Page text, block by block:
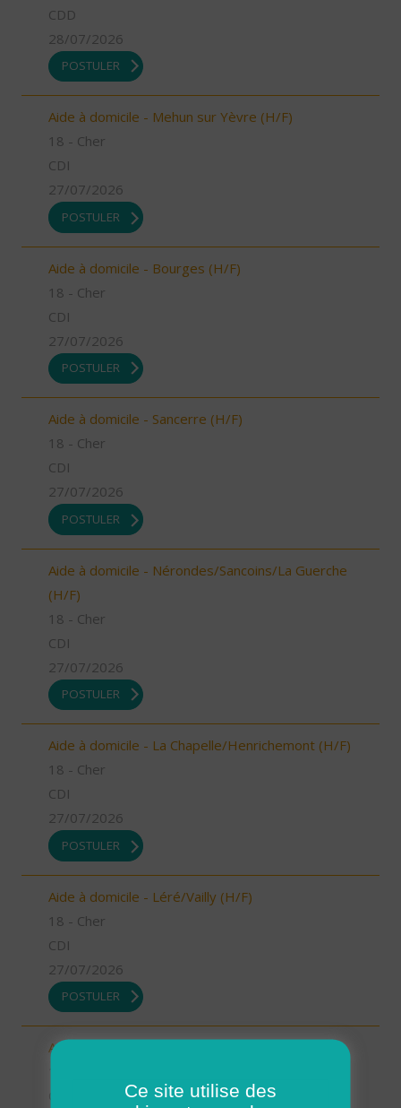
CDD
28/07/2026
POSTULER
Aide à domicile - Mehun sur Yèvre (H/F)
18 - Cher
CDI
27/07/2026
POSTULER
Aide à domicile - Bourges (H/F)
18 - Cher
CDI
27/07/2026
POSTULER
Aide à domicile - Sancerre (H/F)
18 - Cher
CDI
27/07/2026
POSTULER
Aide à domicile - Nérondes/Sancoins/La Guerche
(H/F)
18 - Cher
CDI
27/07/2026
POSTULER
Aide à domicile - La Chapelle/Henrichemont (H/F)
18 - Cher
CDI
27/07/2026
POSTULER
Aide à domicile - Léré/Vailly (H/F)
18 - Cher
CDI
27/07/2026
POSTULER
Aide-soignant/Aide-soignante à domicile (H/F)
Ce site utilise des